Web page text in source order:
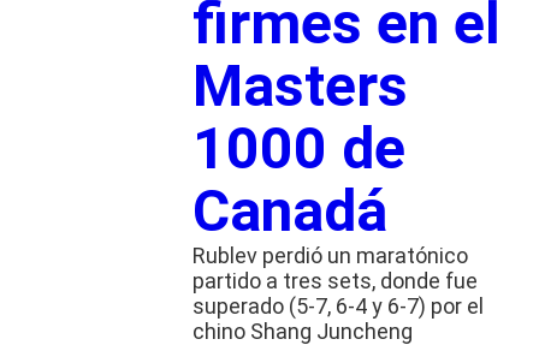
firmes en el
Masters
1000 de
Canadá
Rublev perdió un maratónico
partido a tres sets, donde fue
superado (5-7, 6-4 y 6-7) por el
chino Shang Juncheng